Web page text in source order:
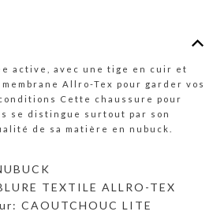
active, avec une tige en cuir et
Allro-Tex pour garder vos
Cette chaussure pour
se distingue surtout par son
de sa matière en nubuck.
TEXTILE ALLRO-TEX
CAOUTCHOUC LITE